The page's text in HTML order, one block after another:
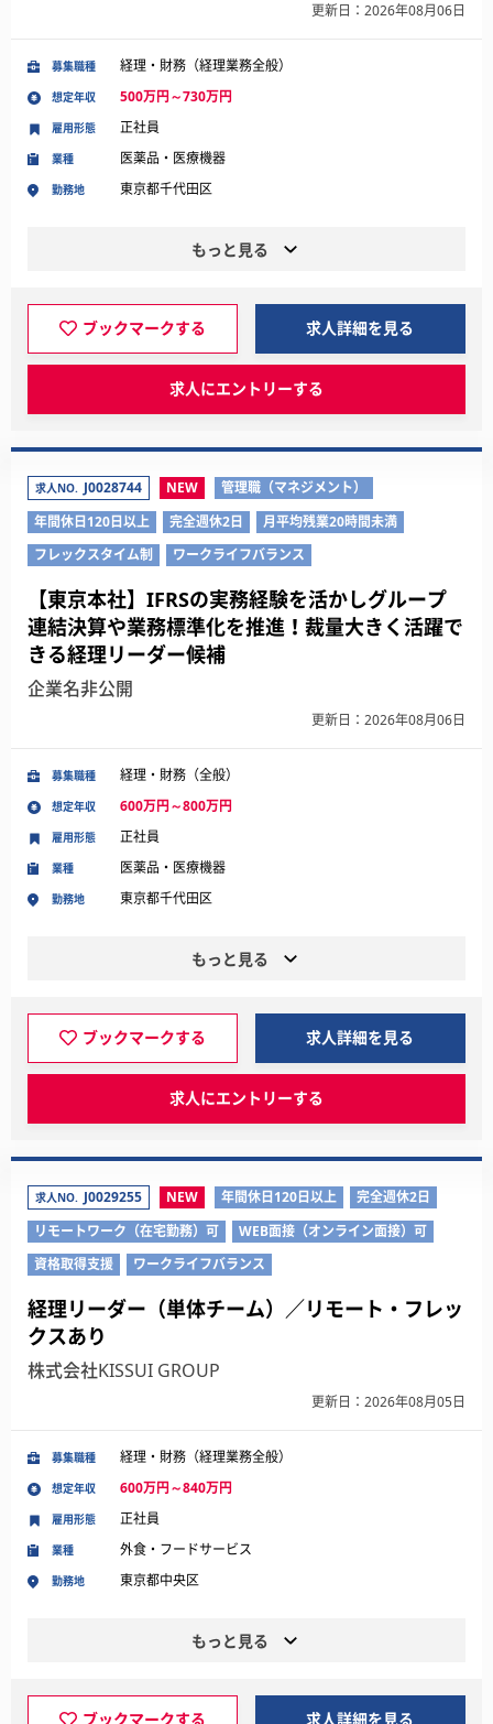
更新日：2026年08月06日
募集職種 経理・財務（経理業務全般）
想定年収 500万円～730万円
業種 医薬品・医療機器
勤務地 東京都千代田区
雇用形態 正社員
もっと見る
ブックマークする 求人詳細を見る
求人にエントリーする
求人NO. J0028744 NEW
管理職（マネジメント）
年間休日120日以上
完全週休2日
月平均残業20時間未満
フレックスタイム制
ワークライフバランス
【東京本社】IFRSの実務経験を活かしグループ
連結決算や業務標準化を推進！裁量大きく活躍で
きる経理リーダー候補
企業名非公開
更新日：2026年08月06日
募集職種 経理・財務（全般）
想定年収 600万円～800万円
業種 医薬品・医療機器
勤務地 東京都千代田区
雇用形態 正社員
もっと見る
ブックマークする 求人詳細を見る
求人にエントリーする
求人NO. J0029255 NEW 年間休日120日以上
完全週休2日
リモートワーク（在宅勤務）可
WEB面接（オンライン面接）可
資格取得支援
ワークライフバランス
経理リーダー（単体チーム）／リモート・フレッ
クスあり
株式会社KISSUI GROUP
更新日：2026年08月05日
募集職種 経理・財務（経理業務全般）
想定年収 600万円～840万円
業種 外食・フードサービス
勤務地 東京都中央区
雇用形態 正社員
もっと見る
ブックマークする 求人詳細を見る